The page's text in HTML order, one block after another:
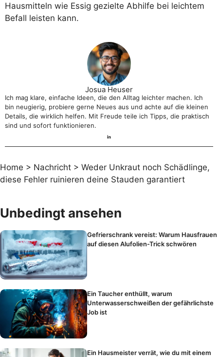
Hausmitteln wie Essig gezielte Abhilfe bei leichtem
Befall leisten kann.
Josua Heuser
Ich mag klare, einfache Ideen, die den Alltag leichter machen. Ich
bin neugierig, probiere gerne Neues aus und achte auf die kleinen
Details, die wirklich helfen. Mit Freude teile ich Tipps, die praktisch
sind und sofort funktionieren.
Home > Nachricht > Weder Unkraut noch Schädlinge,
diese Fehler ruinieren deine Stauden garantiert
Unbedingt ansehen
Gefrierschrank vereist: Warum Hausfrauen
auf diesen Alufolien-Trick schwören
Ein Taucher enthüllt, warum
Unterwasserschweißen der gefährlichste
Job ist
Ein Hausmeister verrät, wie du mit einem